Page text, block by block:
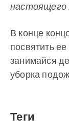
настоящего
В конце
посвятить
занимайся
уборка
Теги